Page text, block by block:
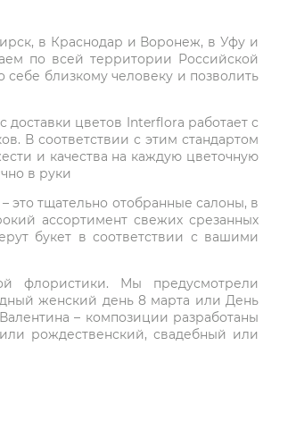
в Краснодар и Воронеж, в Уфу и
по всей территории Российской
близкому человеку и позволить
цветов Interflora работает с
В соответствии с этим стандартом
и качества на каждую цветочную
в руки
это тщательно отобранные салоны, в
ассортимент свежих срезанных
букет в соответствии с вашими
флористики. Мы предусмотрели
женский день 8 марта или День
– композиции разработаны
рождественский, свадебный или